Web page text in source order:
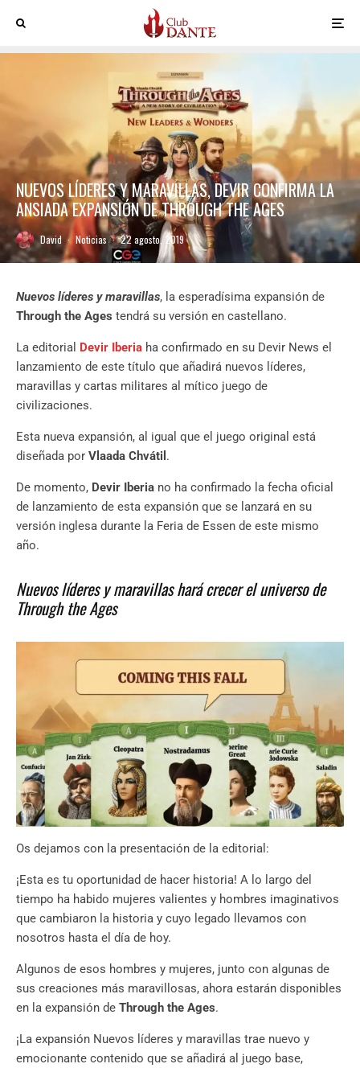
NUEVOS LÍDERES Y MARAVILLAS, DEVIR CONFIRMA LA
ANSIADA EXPANSIÓN DE THROUGH THE AGES
David · Noticias · 22 agosto, 2019
Nuevos líderes y maravillas, la esperadísima expansión de
Through the Ages tendrá su versión en castellano.
La editorial Devir Iberia ha confirmado en su Devir News el
lanzamiento de este título que añadirá nuevos líderes,
maravillas y cartas militares al mítico juego de
civilizaciones.
Esta nueva expansión, al igual que el juego original está
diseñada por Vlaada Chvátil .
De momento, Devir Iberia no ha confirmado la fecha oficial
de lanzamiento de esta expansión que se lanzará en su
versión inglesa durante la Feria de Essen de este mismo
año.
Nuevos líderes y maravillas hará crecer el universo de
Through the Ages
Os dejamos con la presentación de la editorial:
¡Esta es tu oportunidad de hacer historia! A lo largo del
tiempo ha habido mujeres valientes y hombres imaginativos
que cambiaron la historia y cuyo legado llevamos con
nosotros hasta el día de hoy.
Algunos de esos hombres y mujeres, junto con algunas de
sus creaciones más maravillosas, ahora estarán disponibles
en la expansión de Through the Ages.
¡La expansión Nuevos líderes y maravillas trae nuevo y
emocionante contenido que se añadirá al juego base,